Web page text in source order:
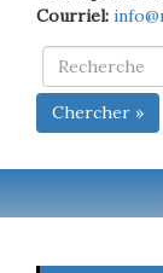
Courriel:
Chercher »